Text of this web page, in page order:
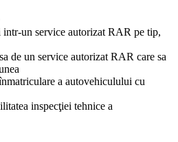
intr-un service autorizat RAR pe tip,
de un service autorizat RAR care sa
a autovehiculului cu
inspecţiei tehnice a